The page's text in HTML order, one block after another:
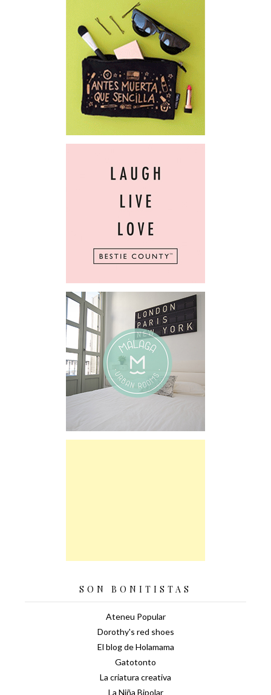
SON BONITISTAS
Ateneu Popular
Dorothy's red shoes
El blog de Holamama
Gatotonto
La criatura creativa
La Niña Bipolar